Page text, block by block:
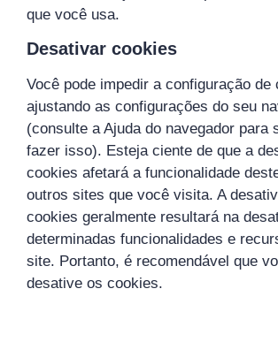
que você usa.
Desativar cookies
Você pode impedir a configuração de
ajustando as configurações do seu
(consulte a Ajuda do navegador para
fazer isso). Esteja ciente de que a
cookies afetará a funcionalidade
outros sites que você visita. A
cookies geralmente resultará na
determinadas funcionalidades e
site. Portanto, é recomendável que
desative os cookies.